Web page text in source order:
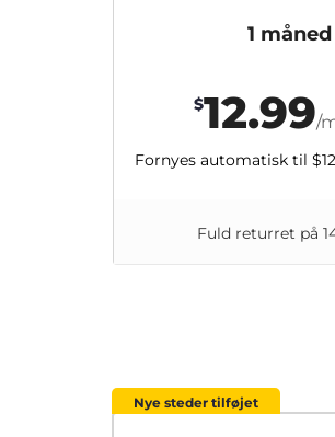
1 måned
$12.99/
Fornyes automatisk til
Fuld returret på
Nye steder tilføjet